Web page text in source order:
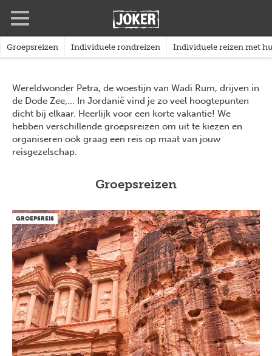
de
inhoud
Groepsreizen Individuele rondreizen Individuele reizen met
Wereldwonder Petra, de woestijn van Wadi Rum, drijven in
de Dode Zee,... In Jordanië vind je zo veel hoogtepunten
dicht bij elkaar. Heerlijk voor een korte vakantie! We
hebben verschillende groepsreizen om uit te kiezen en
organiseren ook graag een reis op maat van jouw
reisgezelschap.
Groepsreizen
GROEPSREIS